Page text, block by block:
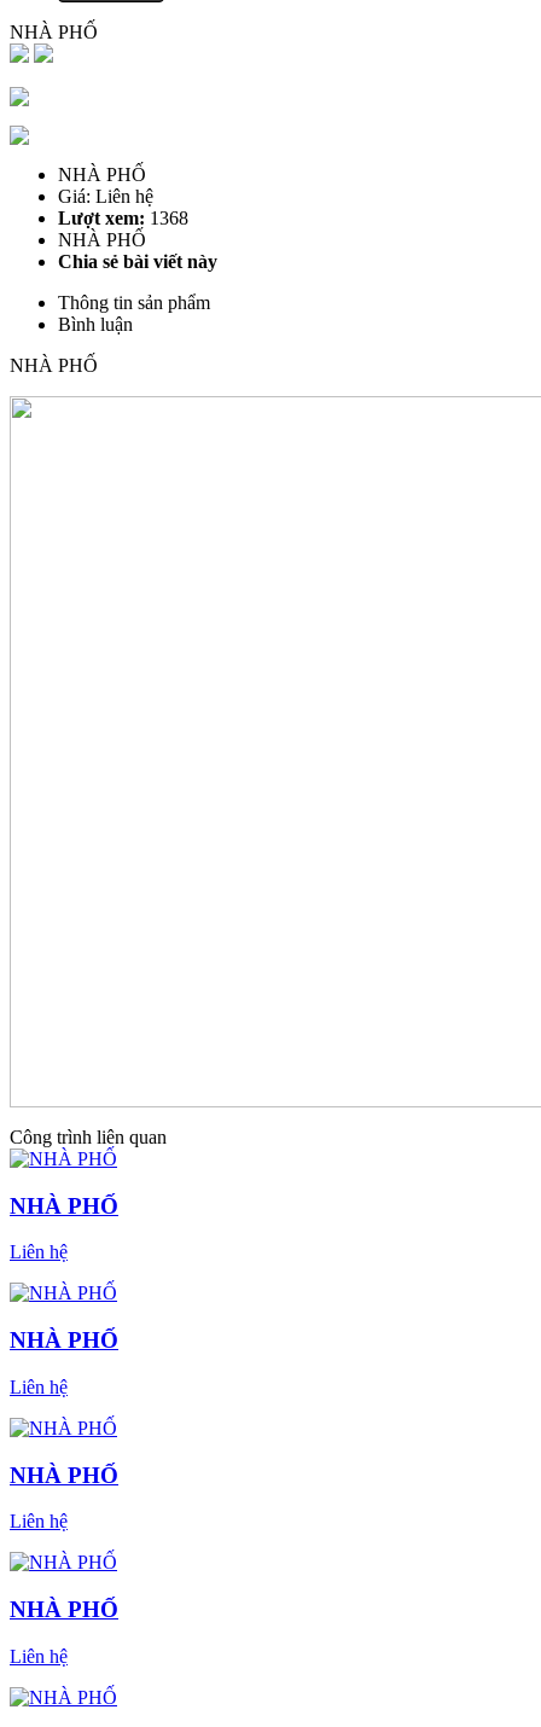
BIỆT THỰ
Công trình
NHÀ PHỐ
BIỆT THỰ
Thủ tục pháp lý
Xin phép xây dựng
Xin phép sửa chữa xây dựng
Gia hạn giấy phép xây dựng
Điều chỉnh giấy phép xây dựng
Hoàn công công trình
NHÀ PHỐ
NHÀ PHỐ
Giá: Liên hệ
Lượt xem: 1368
NHÀ PHỐ
Chia sẻ bài viết này
Thông tin sản phẩm
Bình luận
NHÀ PHỐ
Công trình liên quan
NHÀ PHỐ
Liên hệ
NHÀ PHỐ
Liên hệ
NHÀ PHỐ
Liên hệ
NHÀ PHỐ
Liên hệ